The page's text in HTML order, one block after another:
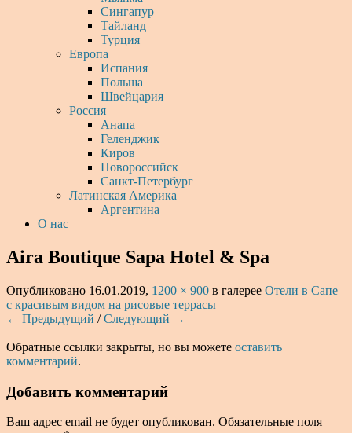
Сингапур
Тайланд
Турция
Европа
Испания
Польша
Швейцария
Россия
Анапа
Геленджик
Киров
Новороссийск
Санкт-Петербург
Латинская Америка
Аргентина
О нас
Aira Boutique Sapa Hotel & Spa
Опубликовано 16.01.2019, 1200 × 900 в галерее Отели в Сапе
с красивым видом на рисовые террасы
← Предыдущий /Следующий →
Обратные ссылки закрыты, но вы можете оставить
комментарий.
Добавить комментарий
Ваш адрес email не будет опубликован. Обязательные поля